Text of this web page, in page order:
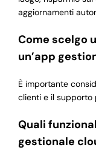
aggiornamenti
Come scelgo
un’app
È importante
clienti e il
Quali
gestionale